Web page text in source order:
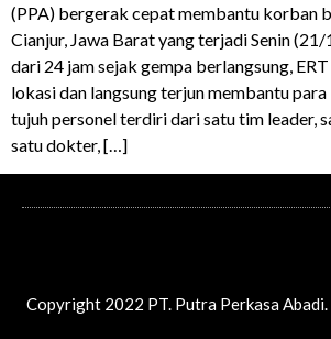
(PPA) bergerak cepat membantu korban
Cianjur, Jawa Barat yang terjadi Senin
dari 24 jam sejak gempa berlangsung,
lokasi dan langsung terjun membantu
tujuh personel terdiri dari satu tim leader,
satu dokter, […]
Copyright 2022 PT. Putra Perkasa